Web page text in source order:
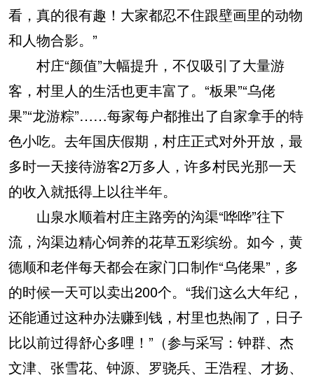
看，真的很有趣！大家都忍不住跟壁画里的动物
和人物合影。”
村庄“颜值”大幅提升，不仅吸引了大量游
客，村里人的生活也更丰富了。“板果”“乌佬
果”“龙游粽”……每家每户都推出了自家拿手的特
色小吃。去年国庆假期，村庄正式对外开放，最
多时一天接待游客2万多人，许多村民光那一天
的收入就抵得上以往半年。
山泉水顺着村庄主路旁的沟渠“哗哗”往下
流，沟渠边精心饲养的花草五彩缤纷。如今，黄
德顺和老伴每天都会在家门口制作“乌佬果”，多
的时候一天可以卖出200个。“我们这么大年纪，
还能通过这种办法赚到钱，村里也热闹了，日子
比以前过得舒心多哩！”（参与采写：钟群、杰
文津、张雪花、钟源、罗骁兵、王浩程、才扬、